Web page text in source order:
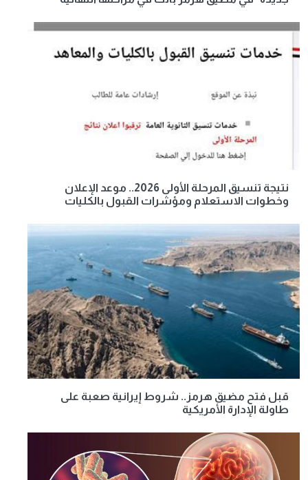
نتيجة تنسيق المرحلة الأولى 2026.. موعد الإعلان
وخطوات الاستعلام ومؤشرات القبول بالكليات
قبل فتح مضيق هرمز.. شروط إيرانية صعبة على
طاولة الإدارة الأمريكية